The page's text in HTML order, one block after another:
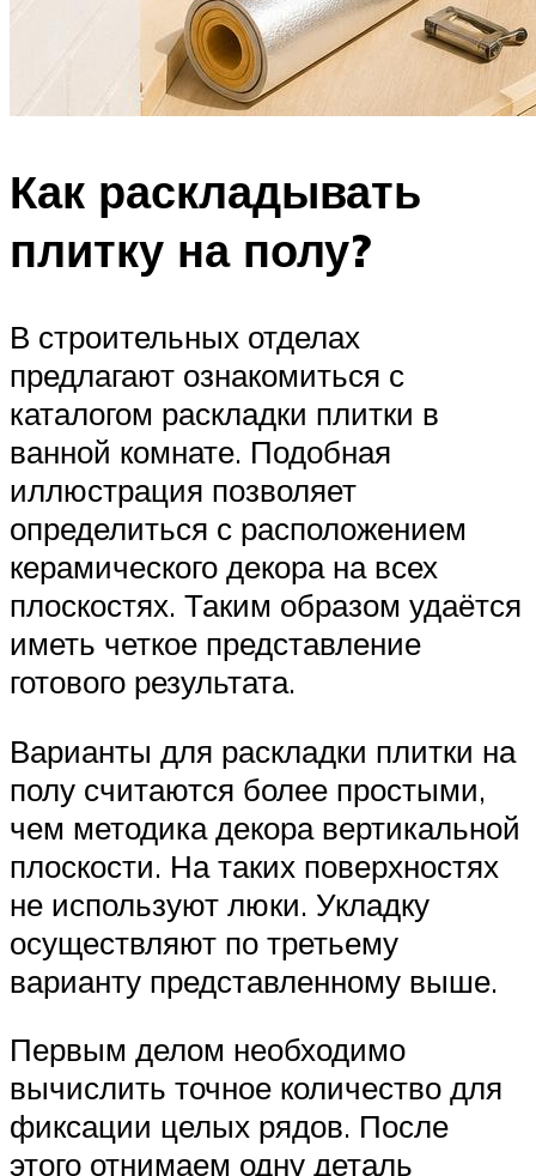
Как раскладывать
плитку на полу?
В строительных отделах
предлагают ознакомиться с
каталогом раскладки плитки в
ванной комнате. Подобная
иллюстрация позволяет
определиться с расположением
керамического декора на всех
плоскостях. Таким образом удаётся
иметь четкое представление
готового результата.
Варианты для раскладки плитки на
полу считаются более простыми,
чем методика декора вертикальной
плоскости. На таких поверхностях
не используют люки. Укладку
осуществляют по третьему
варианту представленному выше.
Первым делом необходимо
вычислить точное количество для
фиксации целых рядов. После
этого отнимаем одну деталь